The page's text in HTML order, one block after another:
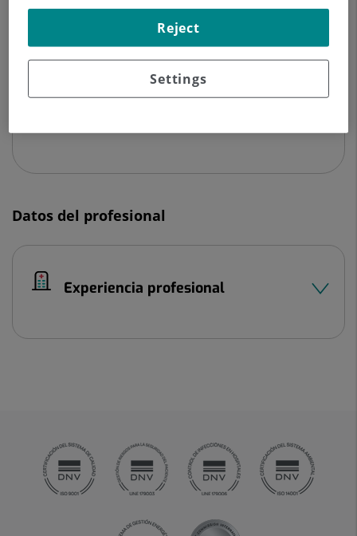
Centro Médico Teknon
C/ Vilana, 12
Datos del profesional
Experiencia profesional
Settings
Reject